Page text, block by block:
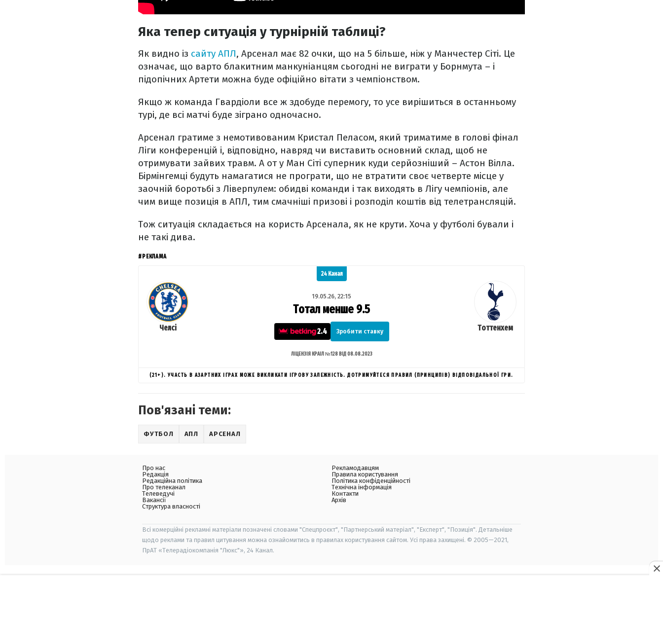
Яка тепер ситуація у турнірній таблиці?
Як видно із сайту АПЛ, Арсенал має 82 очки, що на 5 більше, ніж у Манчестер Сіті. Це
означає, що варто блакитним манкуніанцям сьогодні не виграти у Борнмута – і
підопічних Артети можна буде офіційно вітати з чемпіонством.
Якщо ж команда Гвардіоли все ж здобуде перемогу, то усе вирішиться в останньому
турі, де всі матчі буде зіграно одночасно.
Арсенал гратиме з немотивованим Кристал Пеласом, який триматиме в голові фінал
Ліги конференцій і, відповідно, навряд чи виставить основний склад, щоб не
отримувати зайвих травм. А от у Ман Сіті суперник куди серйозніший – Астон Вілла.
Бірмінгемці будуть намагатися не програти, що не втратити своє четверте місце у
заочній боротьбі з Ліверпулем: обидві команди і так виходять в Лігу чемпіонів, але
чим вище позиція в АПЛ, тим смачніші призові і розподіл коштів від телетрансляцій.
Тож ситуація складається на користь Арсенала, як не крути. Хоча у футболі бували і
не такі дива.
#РЕКЛАМА
24 Канал
Челсі
19.05.26, 22:15
Тотал менше 9.5
2.4 Зробити ставку Тоттенхем
ЛІЦЕНЗІЯ КРАІЛ №128 ВІД 08.08.2023
(21+). УЧАСТЬ В АЗАРТНИХ ІГРАХ МОЖЕ ВИКЛИКАТИ ІГРОВУ ЗАЛЕЖНІСТЬ. ДОТРИМУЙТЕСЯ ПРАВИЛ (ПРИНЦИПІВ) ВІДПОВІДАЛЬНОЇ ГРИ.
Пов'язані теми:
ФУТБОЛ АПЛ АРСЕНАЛ
Про нас
Редакція
Редакційна політика
Про телеканал
Телеведучі
Вакансії
Структура власності
Рекламодавцям
Правила користування
Політика конфіденційності
Технічна інформація
Контакти
Архів
Всі комерційні рекламні матеріали позначені словами "Спецпроєкт", "Партнерський матеріал", "Експерт", "Позиція". Детальніше
щодо реклами та правил цитування можна ознайомитись в правилах користування сайтом. Усі права захищені. © 2005—2021,
ПрАТ «Телерадіокомпанія "Люкс"», 24 Канал.